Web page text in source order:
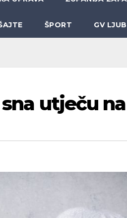
ŠPORT GV
utječu